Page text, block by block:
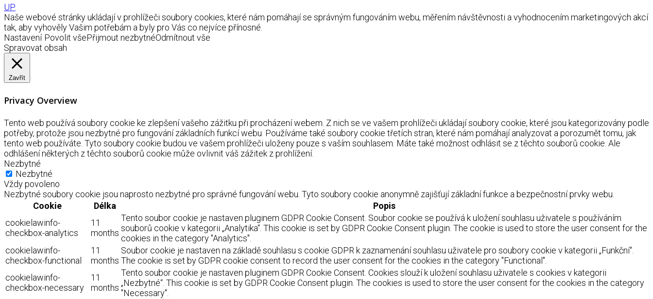
UP
Naše webové stránky ukládají v prohlížeči soubory cookies, které nám pomáhají se správným fungováním webu, měřením návštěvnosti a vyhodnocením marketingových akcí
tak, aby vyhověly Vašim potřebám a byly pro Vás co nejvíce přínosné.
Nastavení Povolit všePřijmout nezbytnéOdmítnout vše
Spravovat obsah
Zavřít
Privacy Overview
Tento web používá soubory cookie ke zlepšení vašeho zážitku při procházení webem. Z nich se ve vašem prohlížeči ukládají soubory cookie, které jsou kategorizovány podle
potřeby, protože jsou nezbytné pro fungování základních funkcí webu. Používáme také soubory cookie třetích stran, které nám pomáhají analyzovat a porozumět tomu, jak
tento web používáte. Tyto soubory cookie budou ve vašem prohlížeči uloženy pouze s vaším souhlasem. Máte také možnost odhlásit se z těchto souborů cookie. Ale
odhlášení některých z těchto souborů cookie může ovlivnit váš zážitek z prohlížení.
Nezbytné
Nezbytné
Vždy povoleno
Nezbytné soubory cookie jsou naprosto nezbytné pro správné fungování webu. Tyto soubory cookie anonymně zajišťují základní funkce a bezpečnostní prvky webu.
Cookie
Délka
Popis
cookielawinfo-
checkbox-analytics
11
months
Tento soubor cookie je nastaven pluginem GDPR Cookie Consent. Soubor cookie se používá k uložení souhlasu uživatele s používáním
souborů cookie v kategorii „Analytika“. This cookie is set by GDPR Cookie Consent plugin. The cookie is used to store the user consent for the
cookies in the category "Analytics".
cookielawinfo-
checkbox-functional
11
months
Soubor cookie je nastaven na základě souhlasu s cookie GDPR k zaznamenání souhlasu uživatele pro soubory cookie v kategorii „Funkční“.
The cookie is set by GDPR cookie consent to record the user consent for the cookies in the category "Functional".
cookielawinfo-
checkbox-necessary
11
months
Tento soubor cookie je nastaven pluginem GDPR Cookie Consent. Cookies slouží k uložení souhlasu uživatele s cookies v kategorii
„Nezbytné“. This cookie is set by GDPR Cookie Consent plugin. The cookies is used to store the user consent for the cookies in the category
"Necessary".